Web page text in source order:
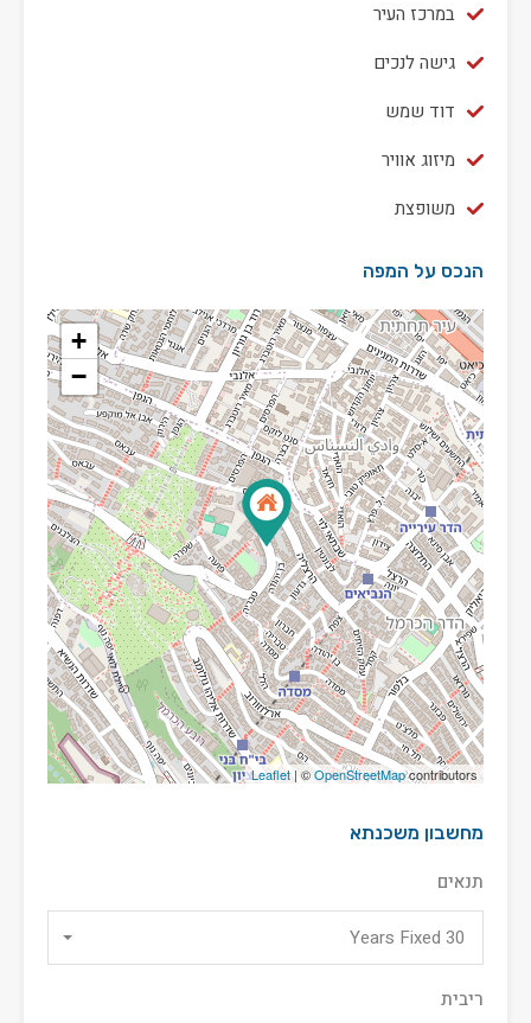
במרכז העיר
גישה לנכים
דוד שמש
מיזוג אוויר
משופצת
הנכס על המפה
+
−
Leaflet| ©OpenStreetMapcontributors
מחשבון משכנתא
תנאים
30 Years Fixed
ריבית